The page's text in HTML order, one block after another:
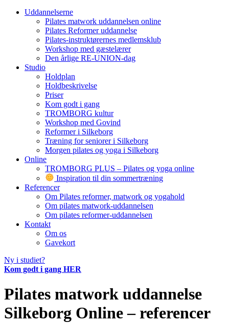
Uddannelserne
Pilates matwork uddannelsen online
Pilates Reformer uddannelse
Pilates-instruktørernes medlemsklub
Workshop med gæstelærer
Den årlige RE-UNION-dag
Studio
Holdplan
Holdbeskrivelse
Priser
Kom godt i gang
TROMBORG kultur
Workshop med Govind
Reformer i Silkeborg
Træning for seniorer i Silkeborg
Morgen pilates og yoga i Silkeborg
Online
TROMBORG PLUS – Pilates og yoga online
Inspiration til din sommertræning
Referencer
Om Pilates reformer, matwork og yogahold
Om pilates matwork-uddannelsen
Om pilates reformer-uddannelsen
Kontakt
Om os
Gavekort
Ny i studiet?
Kom godt i gang HER
Pilates matwork uddannelse
Silkeborg Online – referencer